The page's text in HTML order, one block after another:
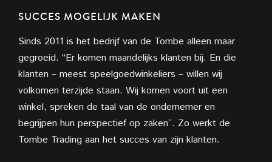
SUCCES MOGELIJK MAKEN
Sinds 2011 is het bedrijf van de Tombe alleen maar
gegroeid. “Er komen maandelijks klanten bij. En die
klanten – meest speelgoedwinkeliers – willen wij
volkomen terzijde staan. Wij komen voort uit een
winkel, spreken de taal van de ondernemer en
begrijpen hun perspectief op zaken”. Zo werkt de
Tombe Trading aan het succes van zijn klanten.